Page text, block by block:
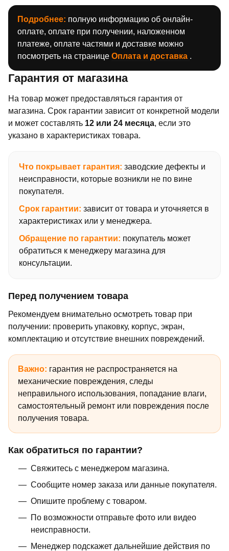
Подробнее: полную информацию об онлайн-
оплате, оплате при получении, наложенном
платеже, оплате частями и доставке можно
посмотреть на странице Оплата и доставка .
Гарантия от магазина
На товар может предоставляться гарантия от
магазина. Срок гарантии зависит от конкретной модели
и может составлять 12 или 24 месяца, если это
указано в характеристиках товара.
Что покрывает гарантия: заводские дефекты и
неисправности, которые возникли не по вине
покупателя.
Срок гарантии: зависит от товара и уточняется в
характеристиках или у менеджера.
Обращение по гарантии: покупатель может
обратиться к менеджеру магазина для
консультации.
Перед получением товара
Рекомендуем внимательно осмотреть товар при
получении: проверить упаковку, корпус, экран,
комплектацию и отсутствие внешних повреждений.
Важно: гарантия не распространяется на
механические повреждения, следы
неправильного использования, попадание влаги,
самостоятельный ремонт или повреждения после
получения товара.
Как обратиться по гарантии?
Свяжитесь с менеджером магазина.
Сообщите номер заказа или данные покупателя.
Опишите проблему с товаром.
По возможности отправьте фото или видео
неисправности.
Менеджер подскажет дальнейшие действия по